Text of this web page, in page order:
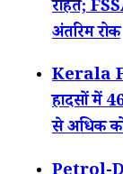
राहत;
अंतरिम रोक
Kerala
हादसों में
से अधिक